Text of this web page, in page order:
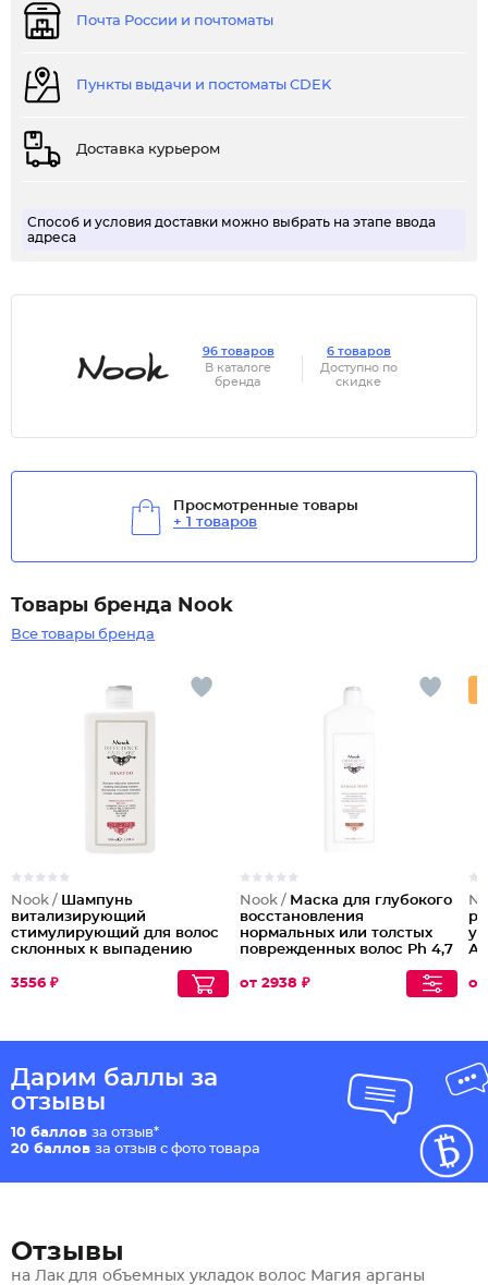
Почта России и почтоматы
Пункты выдачи и постоматы CDEK
Доставка курьером
Способ и условия доставки можно выбрать на этапе ввода
адреса
96 товаров
В каталоге
бренда
6 товаров
Доступно по
скидке
Просмотренные товары
+ 1 товаров
Товары бренда Nook
Все товары бренда
Nook / Шампунь
витализирующий
стимулирующий для волос
склонных к выпадению
3556 ₽
Nook / Маска для глубокого
восстановления
нормальных или толстых
поврежденных волос Ph 4,7
от 2938 ₽
Дарим баллы за
отзывы
10 баллов за отзыв*
20 баллов за отзыв с фото товара
Отзывы
на Лак для объемных укладок волос Магия арганы